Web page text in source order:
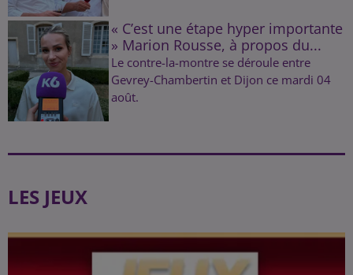
« C’est une étape hyper importante
» Marion Rousse, à propos du...
Le contre-la-montre se déroule entre
Gevrey-Chambertin et Dijon ce mardi 04
août.
LES JEUX